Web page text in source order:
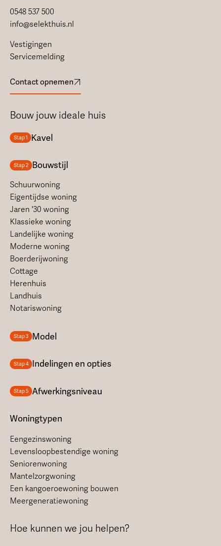
0548 537 500
info@selekthuis.nl
Vestigingen
Servicemelding
Contact opnemen
Bouw jouw ideale huis
Stap 1 Kavel
Stap 2 Bouwstijl
Schuurwoning
Eigentijdse woning
Jaren '30 woning
Klassieke woning
Landelijke woning
Moderne woning
Boerderijwoning
Cottage
Herenhuis
Landhuis
Notariswoning
Stap 3 Model
Stap 4 Indelingen en opties
Stap 5 Afwerkingsniveau
Woningtypen
Eengezinswoning
Levensloopbestendige woning
Seniorenwoning
Mantelzorgwoning
Een kangoeroewoning bouwen
Meergeneratiewoning
Hoe kunnen we jou helpen?